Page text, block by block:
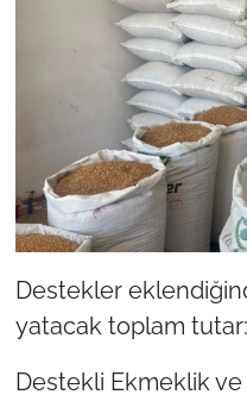
Destekler
yatacak toplam tutar:
Destekli Ekmeklik ve